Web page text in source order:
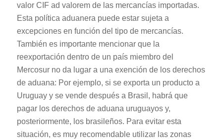
valor CIF ad valorem de las mercancías importadas.
Esta política aduanera puede estar sujeta a
excepciones en función del tipo de mercancías.
También es importante mencionar que la
reexportación dentro de un país miembro del
Mercosur no da lugar a una exención de los derechos
de aduana: Por ejemplo, si se exporta un producto a
Uruguay y se vende después a Brasil, habrá que
pagar los derechos de aduana uruguayos y,
posteriormente, los brasileños. Para evitar esta
situación, es muy recomendable utilizar las zonas